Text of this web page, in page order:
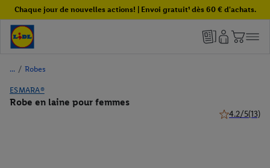
Chaque jour de nouvelles actions! | Envoi gratuit¹ dès 60 € d'achats.
/ Robes
ESMARA®
Robe en laine pour femmes
4.2/5(13)